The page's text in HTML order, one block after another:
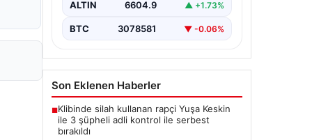
ALTIN 6604.9 ▲ +1.73%
BTC 3078581 ▼ -0.06%
Son Eklenen Haberler
■Klibinde silah kullanan rapçi Yuşa Keskin
ile 3 şüpheli adli kontrol ile serbest
bırakıldı